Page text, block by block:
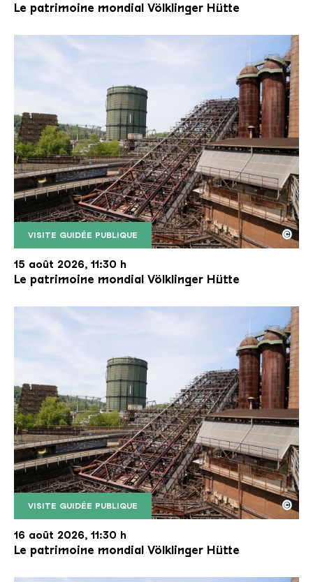
Le patrimoine mondial Völklinger Hütte
VISITE GUIDÉE PUBLIQUE
Le monte-charge incliné de la Völklinger Hütte
Copyright: Weltkulturerbe Völklinger Hütte | Karl
©
15 août 2026, 11:30 h
Le patrimoine mondial Völklinger Hütte
VISITE GUIDÉE PUBLIQUE
Le monte-charge incliné de la Völklinger Hütte
Copyright: Weltkulturerbe Völklinger Hütte | Karl
©
16 août 2026, 11:30 h
Le patrimoine mondial Völklinger Hütte